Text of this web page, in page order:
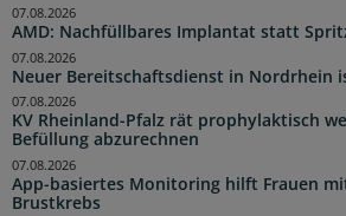
AMD: Nachfüllbares Implantat statt
07.08.2026
Neuer Bereitschaftsdienst in Nordrhein
07.08.2026
KV Rheinland-Pfalz rät prophylaktisch
Befüllung abzurechnen
07.08.2026
App-basiertes Monitoring hilft Frauen
Brustkrebs
07.08.2026